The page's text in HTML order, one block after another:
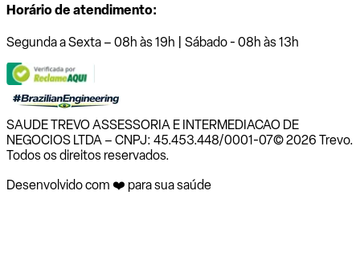
Horário de atendimento:
Segunda a Sexta – 08h às 19h | Sábado - 08h às 13h
SAUDE TREVO ASSESSORIA E INTERMEDIACAO DE
NEGOCIOS LTDA – CNPJ: 45.453.448/0001-07© 2026 Trevo.
Todos os direitos reservados.
Desenvolvido com ❤️ para sua saúde